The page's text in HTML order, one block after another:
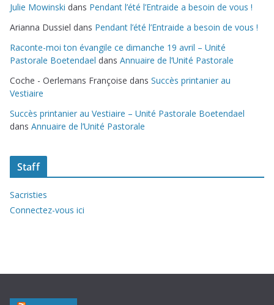
Julie Mowinski dans Pendant l’été l’Entraide a besoin de vous !
Arianna Dussiel dans Pendant l’été l’Entraide a besoin de vous !
Raconte-moi ton évangile ce dimanche 19 avril – Unité
Pastorale Boetendael dans Annuaire de l’Unité Pastorale
Coche - Oerlemans Françoise dans Succès printanier au
Vestiaire
Succès printanier au Vestiaire – Unité Pastorale Boetendael
dans Annuaire de l’Unité Pastorale
Staff
Sacristies
Connectez-vous ici